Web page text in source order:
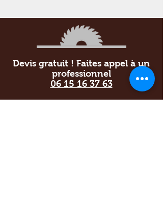
Devis gratuit ! Faites appel à un
professionnel
06 15 16 37 63